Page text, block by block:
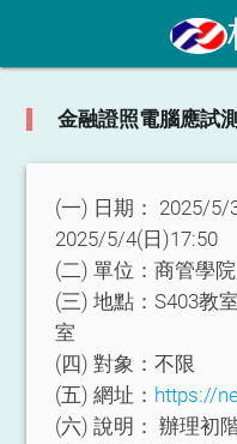
金融證照電腦應試
(一) 日期： 2025/5/
2025/5/4(日)17:50
(二) 單位：商管學
(三) 地點： S403教
室
(四) 對象：不限
(五) 網址： https://
(六) 說明： 辦理初